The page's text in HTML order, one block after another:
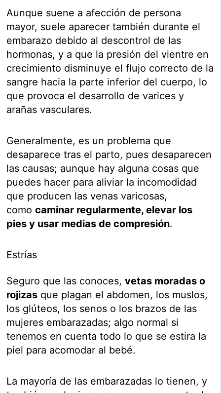
Aunque suene a afección de persona
mayor, suele aparecer también durante el
embarazo debido al descontrol de las
hormonas, y a que la presión del vientre en
crecimiento disminuye el flujo correcto de la
sangre hacia la parte inferior del cuerpo, lo
que provoca el desarrollo de varices y
arañas vasculares.
Generalmente, es un problema que
desaparece tras el parto, pues desaparecen
las causas; aunque hay alguna cosas que
puedes hacer para aliviar la incomodidad
que producen las venas varicosas,
comocaminar regularmente, elevar los
pies y usar medias de compresión.
Estrías
Seguro que las conoces,vetas moradas o
rojizas que plagan el abdomen, los muslos,
los glúteos, los senos o los brazos de las
mujeres embarazadas; algo normal si
tenemos en cuenta todo lo que se estira la
piel para acomodar al bebé.
La mayoría de las embarazadas lo tienen, y